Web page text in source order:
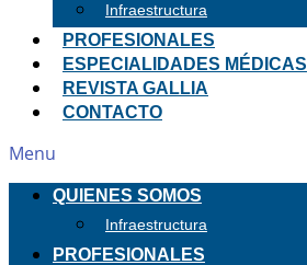
Infraestructura
PROFESIONALES
ESPECIALIDADES MÉDICAS
REVISTA GALLIA
CONTACTO
Menu
QUIENES SOMOS
Infraestructura
PROFESIONALES